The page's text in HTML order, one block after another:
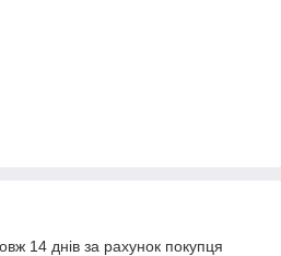
14 днів за рахунок покупця